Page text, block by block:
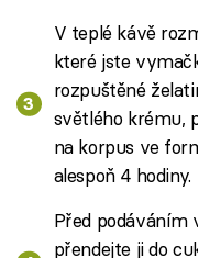
V teplé kávě
které jste
rozpuštěné
světlého krému,
na korpus ve
alespoň 4 hodiny.
Před podáváním
přendejte ji do